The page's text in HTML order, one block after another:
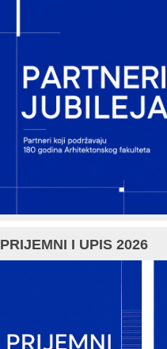
PRIJEMNI I UPIS 2026